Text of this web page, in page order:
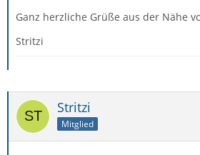
Ganz herzliche Grüße aus der Nähe
Stritzi
Stritzi
Mitglied